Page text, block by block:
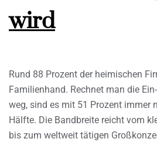
wird
Rund 88 Prozent der heimischen
Familienhand. Rechnet man die
weg, sind es mit 51 Prozent immer
Hälfte. Die Bandbreite reicht vom
bis zum weltweit tätigen